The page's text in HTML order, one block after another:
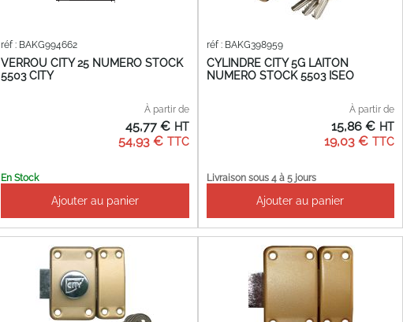
VERROU CITY 25 NUMERO STOCK
5503 CITY
réf : BAKG994662
À partir de
54,93 €
45,77 €
En Stock
Ajouter au panier
CYLINDRE CITY 5G LAITON
NUMERO STOCK 5503 ISEO
réf : BAKG398959
À partir de
19,03 €
15,86 €
Livraison sous 4 à 5 jours
Ajouter au panier